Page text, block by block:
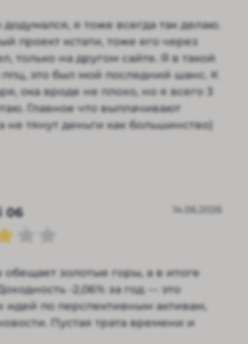
я тоже всегда так делаю.
проект кстати, тоже его через
только на другом сайте. Я в такой
это был мой последний шанс. К
ока вроде не плохо, но я всего 3
Главное что выплачивают
не тянут деньги как большинство)
06 14.06.2026
золотые горы, а в итоге
-2,06% за год — это
идей по перспективным активам,
Пустая трата времени и